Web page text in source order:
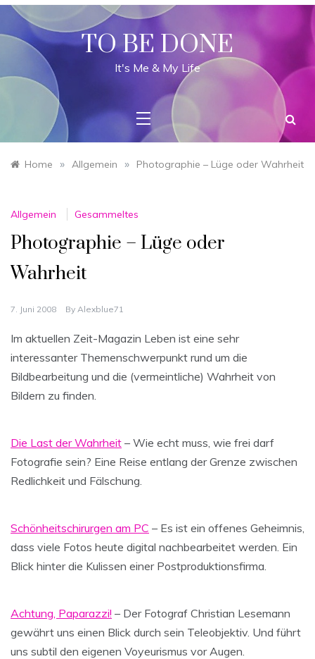
Skip
content
TO BE DONE
It's Me & My Life
Home » Allgemein » Photographie – Lüge oder Wahrheit
Allgemein Gesammeltes
Photographie – Lüge oder
Wahrheit
7. Juni 2008 By Alexblue71
Im aktuellen Zeit-Magazin Leben ist eine sehr
interessanter Themenschwerpunkt rund um die
Bildbearbeitung und die (vermeintliche) Wahrheit von
Bildern zu finden.
Die Last der Wahrheit – Wie echt muss, wie frei darf
Fotografie sein? Eine Reise entlang der Grenze zwischen
Redlichkeit und Fälschung.
Schönheitschirurgen am PC – Es ist ein offenes Geheimnis,
dass viele Fotos heute digital nachbearbeitet werden. Ein
Blick hinter die Kulissen einer Postproduktionsfirma.
Achtung, Paparazzi! – Der Fotograf Christian Lesemann
gewährt uns einen Blick durch sein Teleobjektiv. Und führt
uns subtil den eigenen Voyeurismus vor Augen.